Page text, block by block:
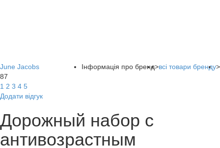
Інформація про бренд>всі товари бренду>
June Jacobs
87
1 2 3 4 5
Додати відгук
Дорожный набор с
антивозрастным